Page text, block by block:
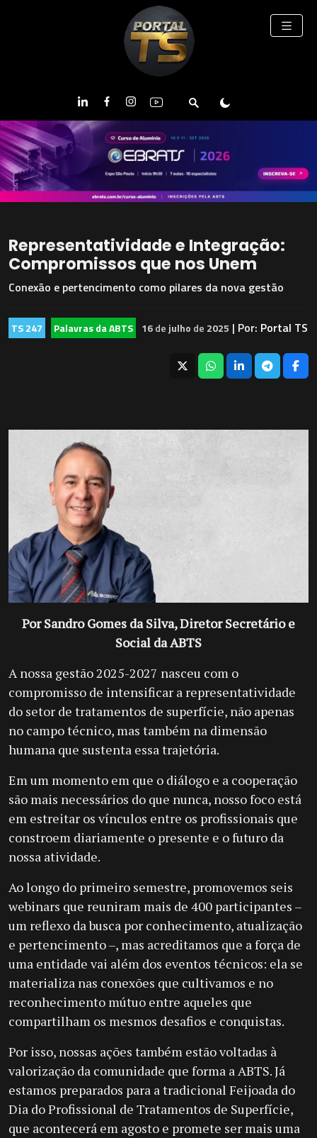
Representatividade e Integração:
Compromissos que nos Unem
Conexão e pertencimento como pilares da nova gestão
TS 247 Palavras da ABTS 16dejulho de 2025 | Por: Portal TS
Por Sandro Gomes da Silva, Diretor Secretário e
Social da ABTS
A nossa gestão 2025-2027 nasceu com o
compromisso de intensificar a representatividade
do setor de tratamentos de superfície, não apenas
no campo técnico, mas também na dimensão
humana que sustenta essa trajetória.
Em um momento em que o diálogo e a cooperação
são mais necessários do que nunca, nosso foco está
em estreitar os vínculos entre os profissionais que
constroem diariamente o presente e o futuro da
nossa atividade.
Ao longo do primeiro semestre, promovemos seis
webinars que reuniram mais de 400 participantes –
um reflexo da busca por conhecimento, atualização
e pertencimento –, mas acreditamos que a força de
uma entidade vai além dos eventos técnicos: ela se
materializa nas conexões que cultivamos e no
reconhecimento mútuo entre aqueles que
compartilham os mesmos desafios e conquistas.
Por isso, nossas ações também estão voltadas à
valorização da comunidade que forma a ABTS. Já
estamos preparados para a tradicional Feijoada do
Dia do Profissional de Tratamentos de Superfície,
que acontecerá em agosto e promete ser mais uma